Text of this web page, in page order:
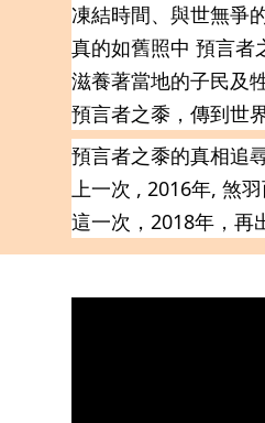
凍結時間、與世無爭
真的如舊照中 預言者
滋養著當地的子民及
預言者之黍，傳到世
預言者之黍的真相追
上一次 , 2016年, 煞
這一次，2018年，再